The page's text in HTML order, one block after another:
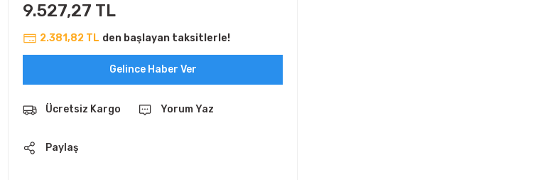
9.527,27 TL
2.381,82 TL den başlayan taksitlerle!
Gelince Haber Ver
Ücretsiz Kargo Yorum Yaz
Paylaş